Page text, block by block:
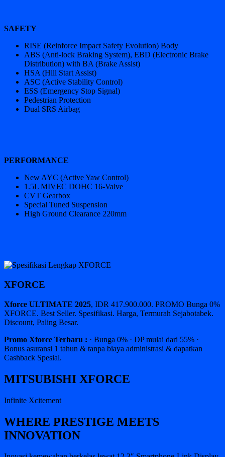
SAFETY
RISE (Reinforce Impact Safety Evolution) Body
ABS (Anti-lock Braking System), EBD (Electronic Brake
Distribution) with BA (Brake Assist)
HSA (Hill Start Assist)
ASC (Active Stability Control)
ESS (Emergency Stop Signal)
Pedestrian Protection
Dual SRS Airbag
PERFORMANCE
New AYC (Active Yaw Control)
1.5L MIVEC DOHC 16-Valve
CVT Gearbox
Special Tuned Suspension
High Ground Clearance 220mm
XFORCE
Xforce ULTIMATE 2025, IDR 417.900.000. PROMO Bunga 0%
XFORCE. Best Seller. Spesifikasi. Harga, Termurah Sejabotabek.
Discount, Paling Besar.
Promo Xforce Terbaru : · Bunga 0% · DP mulai dari 55% ·
Bonus asuransi 1 tahun & tanpa biaya administrasi & dapatkan
Cashback Spesial.
MITSUBISHI XFORCE
Infinite Xcitement
WHERE PRESTIGE MEETS
INNOVATION